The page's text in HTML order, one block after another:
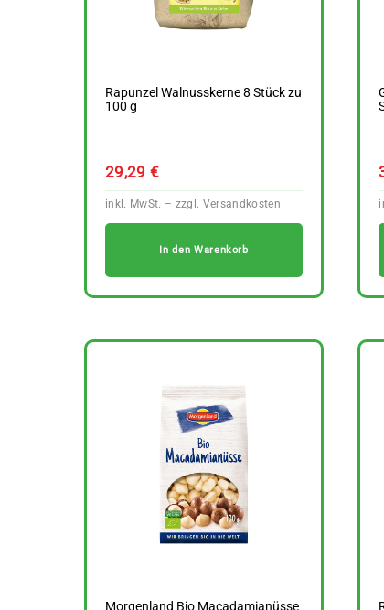
Rapunzel Walnusskerne 8 Stück zu
100 g
29,29€
In den Warenkorb
Morgenland Bio Macadamianüsse